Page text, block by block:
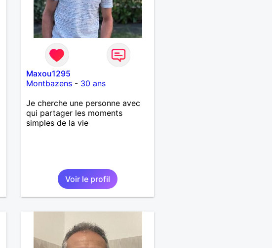
Maxou1295
Montbazens - 30 ans
Je cherche une personne avec
qui partager les moments
simples de la vie
Voir le profil